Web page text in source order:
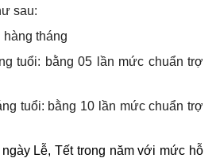
sau:
tháng
tuổi: bằng 05 lần mức chuẩn trợ
tuổi: bằng 10 lần mức chuẩn trợ
ngày Lễ, Tết trong năm với mức hỗ